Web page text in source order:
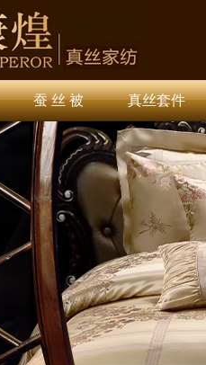
蚕 丝 被 真丝套件